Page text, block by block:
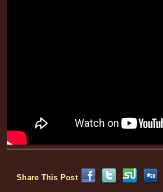
Share This Post